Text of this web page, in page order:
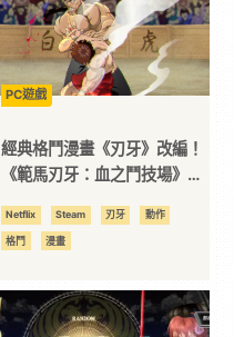
PC遊戲
經典格鬥漫畫《刃牙》改編！
《範馬刃牙：血之鬥技場》挑
Netflix Steam 刃牙 動作
格鬥 漫畫